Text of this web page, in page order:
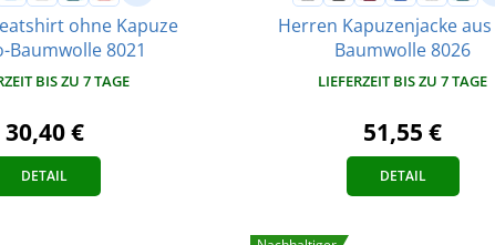
ohne Kapuze
Baumwolle 8021
BIS ZU 7 TAGE
30,40 €
DETAIL
Herren Kapuzenjacke
Baumwolle 8026
LIEFERZEIT BIS ZU 7 TAGE
51,55 €
DETAIL